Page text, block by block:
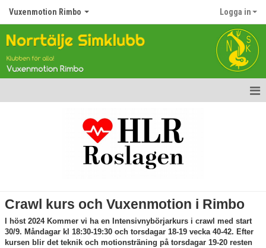
Vuxenmotion Rimbo Logga in
Dokument
Crawl kurs och Vuxenmotion i Rimbo
I höst 2024 Kommer vi ha en Intensivnybörjarkurs i crawl med start
30/9. Måndagar kl 18:30-19:30 och torsdagar 18-19 vecka 40-42. Efter
kursen blir det teknik och motionsträning på torsdagar 19-20 resten